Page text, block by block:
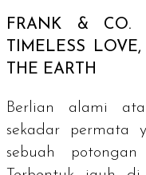
FRANK & CO.
TIMELESS
THE EARTH
Berlian alami
sekadar permata
sebuah